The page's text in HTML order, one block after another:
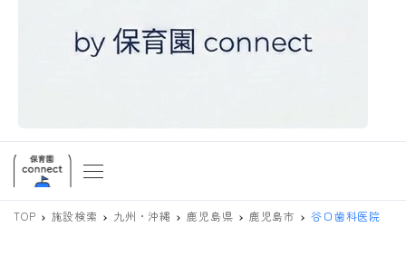
TOP 施設検索 九州・沖縄 鹿児島県 鹿児島市 谷口歯科医院